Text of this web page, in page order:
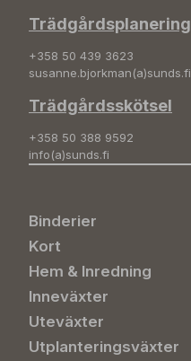
Trädgårdsplanering
+358 50 439 3623
susanne.bjorkman(a)sunds.fi
Trädgårdsskötsel
+358 50 388 9592
info(a)sunds.fi
Binderier
Kort
Hem & Inredning
Inneväxter
Uteväxter
Utplanteringsväxter